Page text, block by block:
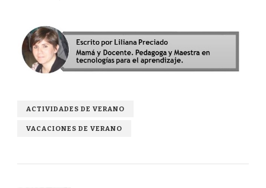
ACTIVIDADES DE VERANO
VACACIONES DE VERANO